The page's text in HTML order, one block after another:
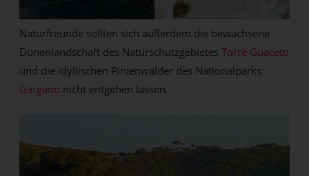
Naturfreunde sollten sich außerdem die bewachsene
Dünenlandschaft des NaturschutzgebietesTorre Guaceto
und die idyllischen Pinienwälder des Nationalparks
Gargano nicht entgehen lassen.